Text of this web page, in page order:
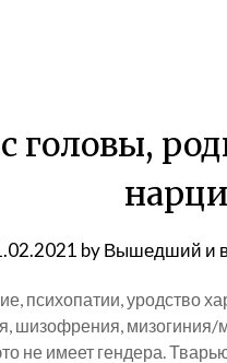
головы,
byВышедший и
психопатии, уродство
шизофрения,
не имеет гендера.